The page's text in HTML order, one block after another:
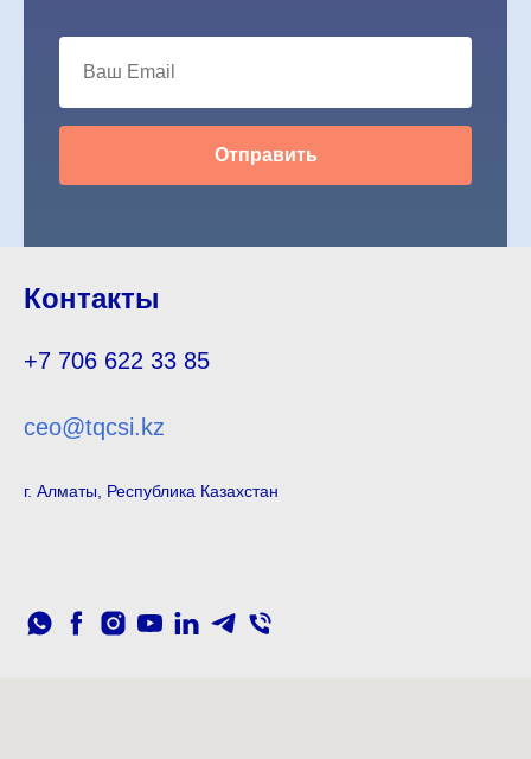
Отправить
Контакты
+7 706 622 33 85
ceo@tqcsi.kz
г. Алматы, Республика Казахстан